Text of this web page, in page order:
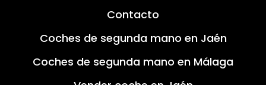
Contacto
Coches de segunda mano en Jaén
Coches de segunda mano en Málaga